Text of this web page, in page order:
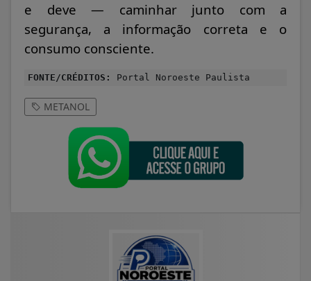
e deve — caminhar junto com a
segurança, a informação correta e o
consumo consciente.
FONTE/CRÉDITOS: Portal Noroeste Paulista
METANOL